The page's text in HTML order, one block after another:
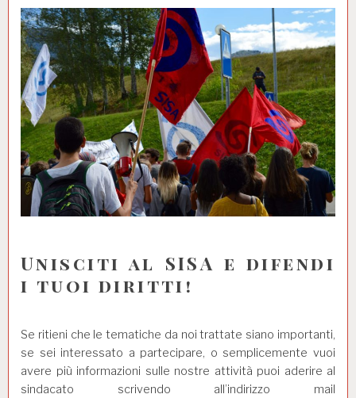
Unisciti al SISA e difendi
i tuoi diritti!
Se ritieni che le tematiche da noi trattate siano importanti,
se sei interessato a partecipare, o semplicemente vuoi
avere più informazioni sulle nostre attività puoi aderire al
sindacato scrivendo all’indirizzo mail